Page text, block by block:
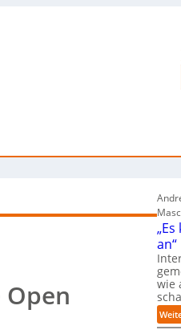
an“
wie